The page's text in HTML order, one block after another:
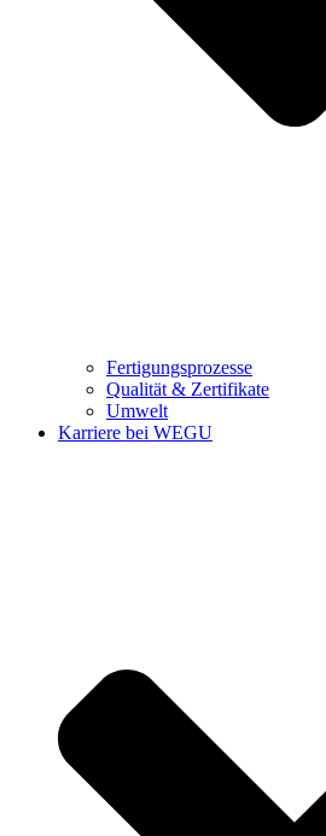
Fertigungsprozesse
Qualität & Zertifikate
Umwelt
Karriere bei WEGU